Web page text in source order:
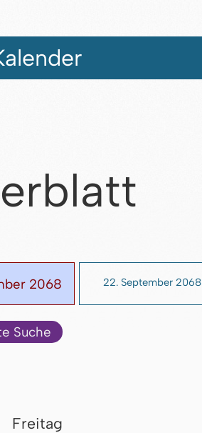
2068 22. September 2068
Suche
Freitag